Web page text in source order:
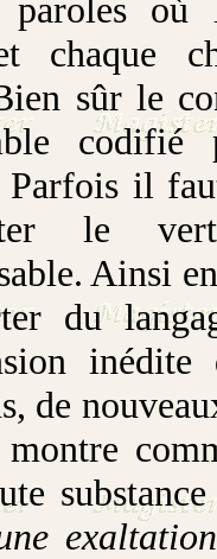
paroles où
chaque
sûr le
Parfois il
le
Ainsi
du
de
montre